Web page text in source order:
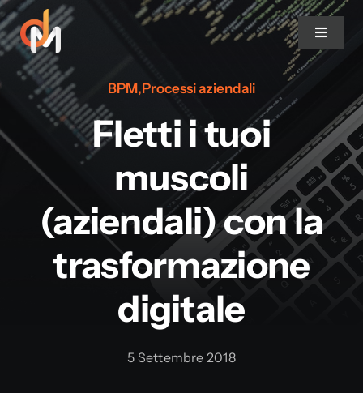
Salta
al
contenuto
Toggle
DocsMarshal
Features
Strumenti
Soluzioni
Progetti di successo
BPM,Processi aziendali
Fletti i tuoi
muscoli
(aziendali) con la
trasformazione
digitale
5 Settembre 2018